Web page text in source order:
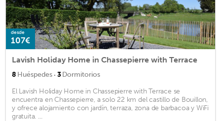
desde
107€
Lavish Holiday Home in Chassepierre with Terrace
8 Huéspedes · 3Dormitorios
El Lavish Holiday Home in Chassepierre with Terrace se
encuentra en Chassepierre, a solo 22 km del castillo de Bouillon,
y ofrece alojamiento con jardín, terraza, zona de barbacoa y WiFi
gratuita. ...